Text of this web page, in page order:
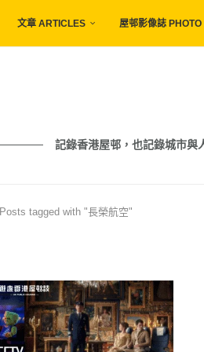
文章 ARTICLES 屋邨影像誌
記錄香港屋邨，也記錄城市
Posts tagged with "長榮航空"